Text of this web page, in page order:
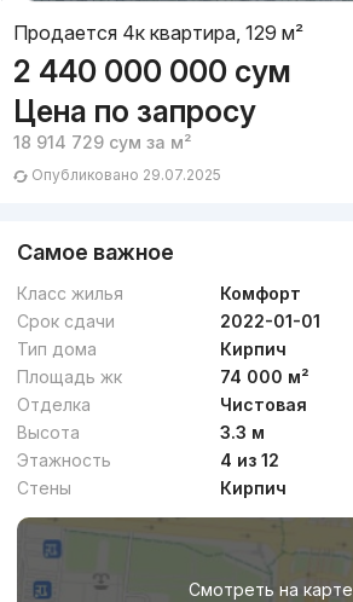
Продается 4к квартира, 129 м²
2 440 000 000 сум
Цена по запросу
18 914 729 сум за м²
Опубликовано 29.07.2025
Самое важное
Класс жилья
Комфорт
Срок сдачи
2022-01-01
Тип дома
Кирпич
Площадь жк
74 000 м²
Отделка
Чистовая
Высота
3.3 м
Этажность
4 из 12
Стены
Кирпич
Смотреть на карте